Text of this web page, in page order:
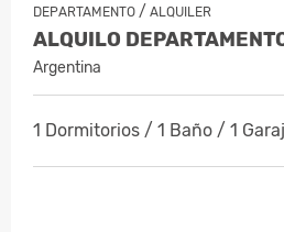
DEPARTAMENTO / ALQUILER
Argentina
1 Dormitorios / 1 Baño / 1